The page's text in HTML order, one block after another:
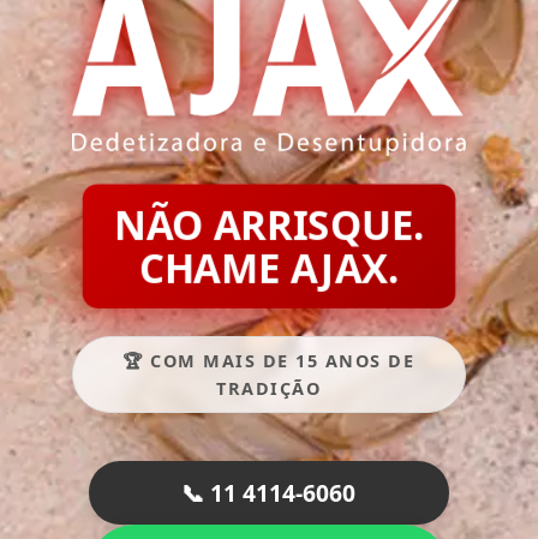
NÃO ARRISQUE.
CHAME AJAX.
🏆 COM MAIS DE 15 ANOS DE
TRADIÇÃO
📞 11 4114-6060